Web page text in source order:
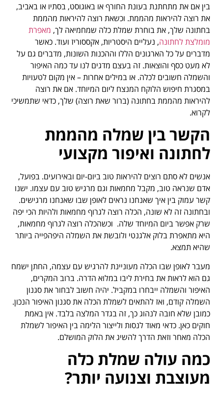
בין אם את מתחתנת בעונת החורף או באוגוסט, בסתיו או באביב,
את רוצה להיראות מהממת. וכשאת רוצה להיראות מהממת
בחתונה שלך, את בוחרת שמלת כלה שמחמיאה לך, מאפרת
מומלצת לחתונה, נעליים היסטריות, אקססוריז ועוד. כאשר
מדברים על כל הארגונים הללו וההכנות השונות, מדברים גם על
לא מעט כסף והוצאות. זה בעצם מדגים לנו עד כמה האיפור
והשמלה חשובים לכלה. או במילים אחרות – אין מקום לטעויות
במסגרת חיפוש הלוקח המנצח ליום המיוחד. אם את רוצה
להיראות מהממת בחתונה (ברור שאת רוצה) שלך, כדאי שתמשיכי
לקרוא.
הקשר בין שמלה מהממת
לחתונה ואיפור מקצועי
אנשים לא סתם רוצים להיראות טוב ביום-יום ובאירועים. בפועל,
אדם שנראה טוב, מקבל מחמאות וגם מרגיש טוב עם עצמו. ישנו
קשר עמוק בין איך שאנחנו נראים לאופן שבו שאנחנו מרגישים.
ובחתונה זה לא שונה, הכלה רוצה לגרוף מחמאות ולהיות הכי יפה
שרק אפשר ביום המיוחד שלה. וכשהכלה רוצה לגרוף מחמאות,
היא מתאפרת בלוק אלגנטי ולובשת את השמלה היפהפייה ביותר
שהיא תמצא.
מעבר לאופן שבו הכלה מעוניינת להרגיש עם עצמה, החתן ישמח
גם הוא לראות את בחירת ליבו במלוא הדרה. ברוב המקרים,
האיפור והשמלה ייבחרו במקביל. יהיה חשוב לבחור את סגנון
השמלה קודם, ואז להתאים לשמלת הכלה את סגנון האיפור הנכון.
כמובן שלא חובה לנהוג כך, זה בגדר המלצה בלבד. אין באמת
חוקים כאן. כדאי מאוד לנסות ולייצור הלימה בין האיפור לשמלת
הכלה מאחר וזאת הדרך להשיג את הלוק המושלם.
כמה עולה שמלת כלה
מעוצבת וצנועה יותר?